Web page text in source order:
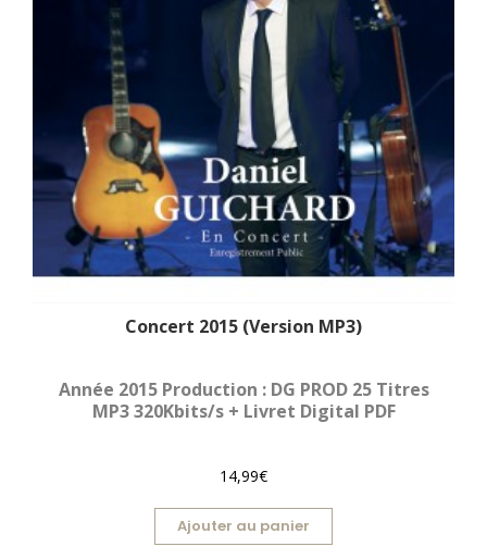
Concert 2015 (Version MP3)
Année 2015 Production : DG PROD 25 Titres
MP3 320Kbits/s + Livret Digital PDF
14,99€
Ajouter au panier